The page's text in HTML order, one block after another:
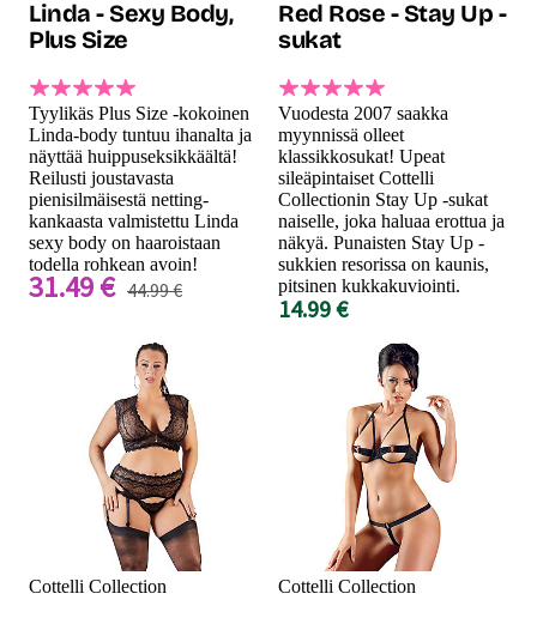
Linda - Sexy Body,
Plus Size
Tyylikäs Plus Size -kokoinen
Linda-body tuntuu ihanalta ja
näyttää huippuseksikkäältä!
Reilusti joustavasta
pienisilmäisestä netting-
kankaasta valmistettu Linda
sexy body on haaroistaan
todella rohkean avoin!
31.49 € 44.99 €
Red Rose - Stay Up -
sukat
Vuodesta 2007 saakka
myynnissä olleet
klassikkosukat! Upeat
sileäpintaiset Cottelli
Collectionin Stay Up -sukat
naiselle, joka haluaa erottua ja
näkyä. Punaisten Stay Up -
sukkien resorissa on kaunis,
pitsinen kukkakuviointi.
14.99 €
Cottelli Collection Cottelli Collection